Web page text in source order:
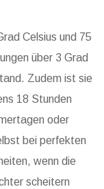
Celsius und 75
über 3 Grad
Zudem ist sie
18 Stunden
oder
bei perfekten
wenn die
scheitern